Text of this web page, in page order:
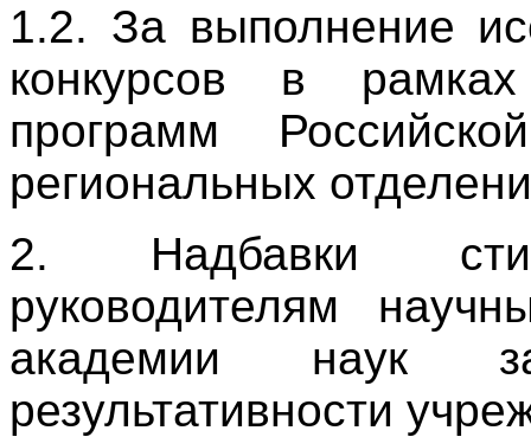
1.2. За выполнение
конкурсов в
программ
региональных
2. Надбавки
руководителям
академии наук
результативности